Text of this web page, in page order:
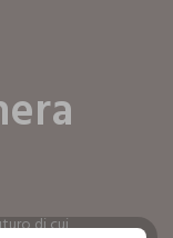
di cui